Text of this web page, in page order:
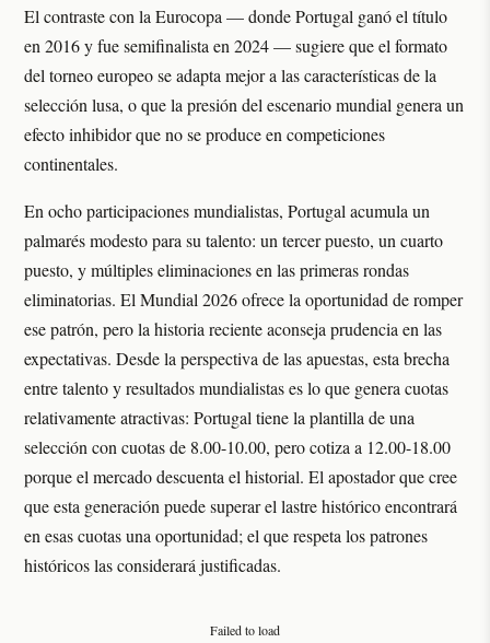
El contraste con la Eurocopa — donde Portugal ganó el título
en 2016 y fue semifinalista en 2024 — sugiere que el formato
del torneo europeo se adapta mejor a las características de la
selección lusa, o que la presión del escenario mundial genera un
efecto inhibidor que no se produce en competiciones
continentales.
En ocho participaciones mundialistas, Portugal acumula un
palmarés modesto para su talento: un tercer puesto, un cuarto
puesto, y múltiples eliminaciones en las primeras rondas
eliminatorias. El Mundial 2026 ofrece la oportunidad de romper
ese patrón, pero la historia reciente aconseja prudencia en las
expectativas. Desde la perspectiva de las apuestas, esta brecha
entre talento y resultados mundialistas es lo que genera cuotas
relativamente atractivas: Portugal tiene la plantilla de una
selección con cuotas de 8.00-10.00, pero cotiza a 12.00-18.00
porque el mercado descuenta el historial. El apostador que cree
que esta generación puede superar el lastre histórico encontrará
en esas cuotas una oportunidad; el que respeta los patrones
históricos las considerará justificadas.
Failed to load